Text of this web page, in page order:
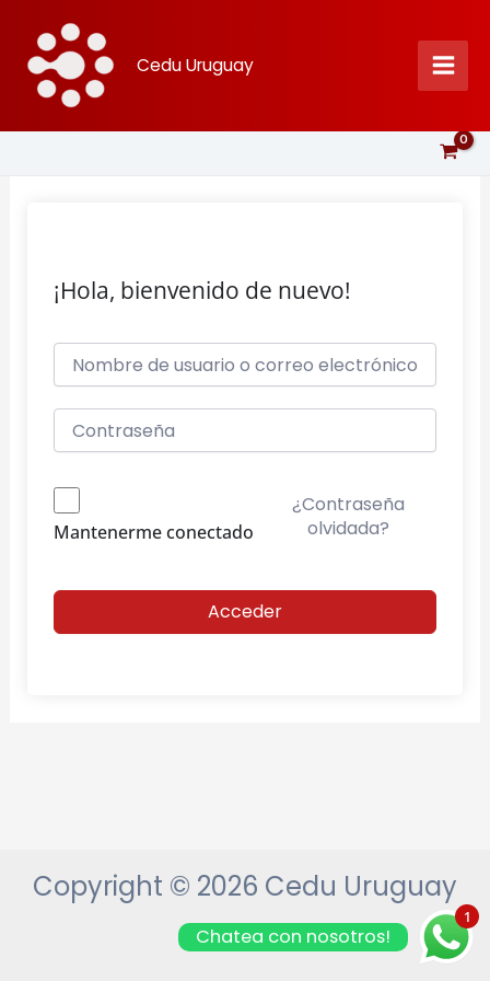
contenido
Cedu Uruguay
¡Hola, bienvenido de nuevo!
Mantenerme conectado
¿Contraseña
olvidada?
Acceder
Copyright © 2026 Cedu Uruguay
1
Chatea con nosotros!